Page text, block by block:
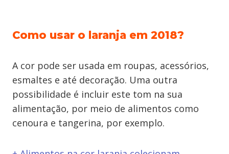
Como usar o laranja em 2018?
A cor pode ser usada em roupas, acessórios,
esmaltes e até decoração. Uma outra
possibilidade é incluir este tom na sua
alimentação, por meio de alimentos como
cenoura e tangerina, por exemplo.